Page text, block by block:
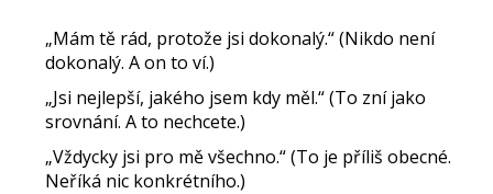
„Mám tě rád, protože jsi dokonalý.“ (Nikdo není
dokonalý. A on to ví.)
„Jsi nejlepší, jakého jsem kdy měl.“ (To zní jako
srovnání. A to nechcete.)
„Vždycky jsi pro mě všechno.“ (To je příliš obecné.
Neříká nic konkrétního.)